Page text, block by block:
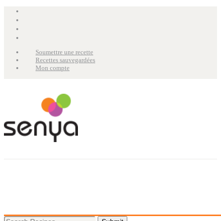
Soumettre une recette
Recettes sauvegardées
Mon compte